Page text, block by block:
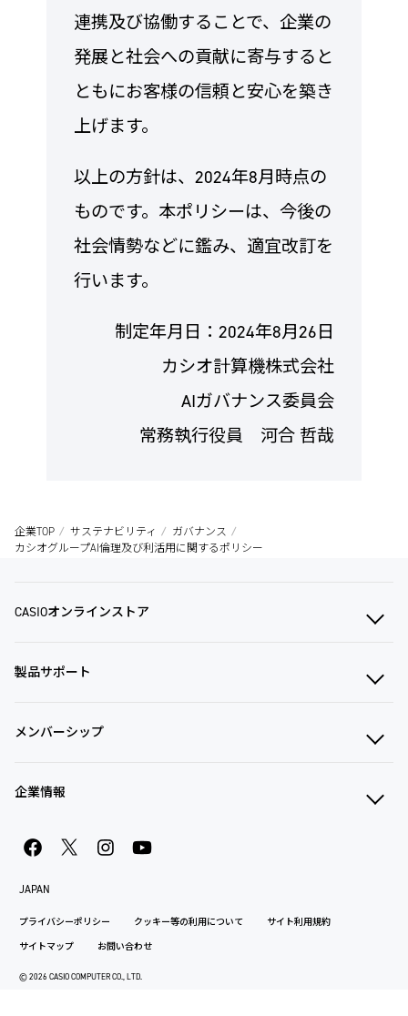
連携及び協働することで、企業の
発展と社会への貢献に寄与すると
ともにお客様の信頼と安心を築き
上げます。
以上の方針は、2024年8月時点の
ものです。本ポリシーは、今後の
社会情勢などに鑑み、適宜改訂を
行います。
制定年月日：2024年8月26日
カシオ計算機株式会社
AIガバナンス委員会
常務執行役員 河合 哲哉
企業TOP サステナビリティ
ガバナンス
カシオグループAI倫理及び利活用に関するポリシー
CASIOオンラインストア
製品サポート
メンバーシップ
企業情報
プライバシーポリシー クッキー等の利用について サイト利用規約
サイトマップ お問い合わせ
JAPAN
© 2026 CASIO COMPUTER CO., LTD.